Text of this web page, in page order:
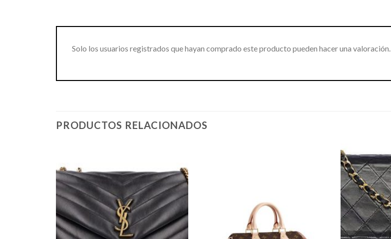
Solo los usuarios registrados que hayan comprado este producto pueden hacer una valoración.
PRODUCTOS RELACIONADOS